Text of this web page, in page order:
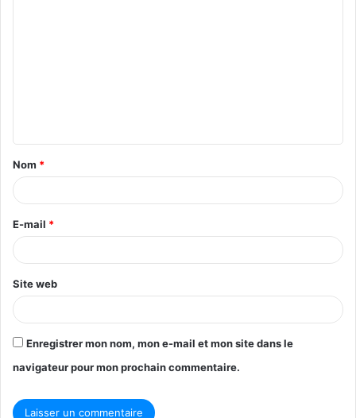
t
a
e
*
Nom *
E-mail *
Site web
Enregistrer mon nom, mon e-mail et mon site dans le
navigateur pour mon prochain commentaire.